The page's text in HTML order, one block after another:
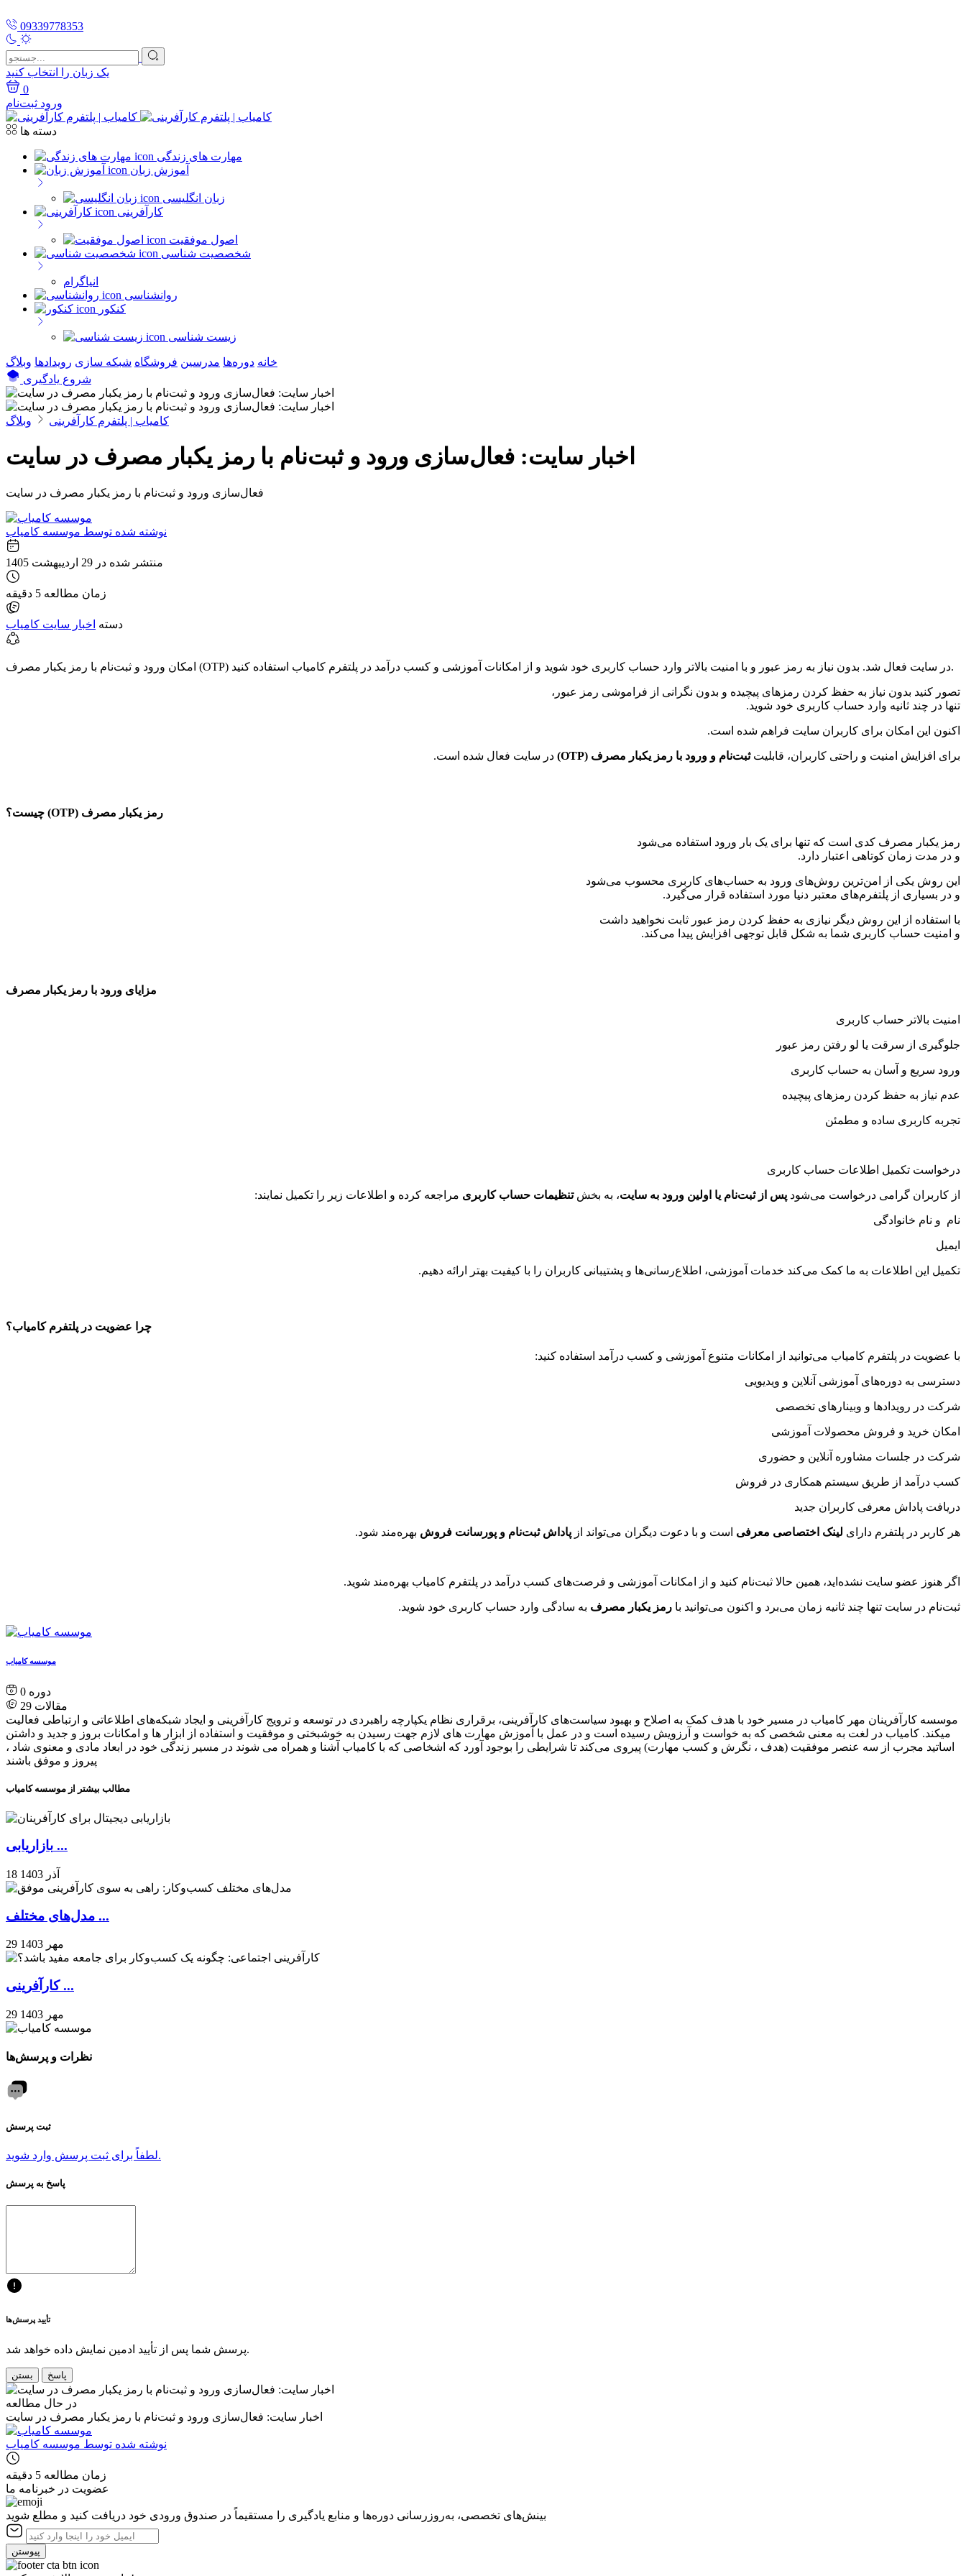
09339778353
یک زبان را انتخاب کنید
0
ورود ثبت‌نام
دسته ها
مهارت های زندگی
آموزش زبان
زبان انگلیسی
کارآفرینی
اصول موفقیت
شخصصیت شناسی
انیاگرام
روانشناسی
کنکور
زیست شناسی
خانه دوره‌ها مدرسین فروشگاه شبکه سازی رویداد‌ها وبلاگ
شروع یادگیری
کامیاب | پلتفرم کارآفرینی وبلاگ
اخبار سایت: فعال‌سازی ورود و ثبت‌نام با رمز یکبار مصرف در سایت
فعال‌سازی ورود و ثبت‌نام با رمز یکبار مصرف در سایت
نوشته شده توسط موسسه کامیاب
منتشر شده در 29 اردیبهشت 1405
زمان مطالعه 5 دقیقه
دسته اخبار سایت کامیاب
امکان ورود و ثبت‌نام با رمز یکبار مصرف (OTP) در سایت فعال شد. بدون نیاز به رمز عبور و با امنیت بالاتر وارد حساب کاربری خود شوید و از امکانات آموزشی و کسب درآمد در پلتفرم کامیاب استفاده کنید.
تصور کنید بدون نیاز به حفظ کردن رمزهای پیچیده و بدون نگرانی از فراموشی رمز عبور،
تنها در چند ثانیه وارد حساب کاربری خود شوید.
اکنون این امکان برای کاربران سایت فراهم شده است.
برای افزایش امنیت و راحتی کاربران، قابلیتثبت‌نام و ورود با رمز یکبار مصرف (OTP
) در سایت فعال شده است.
رمز یکبار مصرف (OTP) چیست؟
رمز یکبار مصرف کدی است که تنها برای یک بار ورود استفاده می‌شود
و در مدت زمان کوتاهی اعتبار دارد.
این روش یکی از امن‌ترین روش‌های ورود به حساب‌های کاربری محسوب می‌شود
و در بسیاری از پلتفرم‌های معتبر دنیا مورد استفاده قرار می‌گیرد.
با استفاده از این روش دیگر نیازی به حفظ کردن رمز عبور ثابت نخواهید داشت
و امنیت حساب کاربری شما به شکل قابل توجهی افزایش پیدا می‌کند.
مزایای ورود با رمز یکبار مصرف
امنیت بالاتر حساب کاربری
جلوگیری از سرقت یا لو رفتن رمز عبور
ورود سریع و آسان به حساب کاربری
عدم نیاز به حفظ کردن رمزهای پیچیده
تجربه کاربری ساده و مطمئن
درخواست تکمیل اطلاعات حساب کاربری
از کاربران گرامی درخواست می‌شود پس از ثبت‌نام یا اولین ورود به سایت، به بخشتنظیمات حساب کاربری مراجعه کرده و اطلاعات زیر را تکمیل نمایند:
نام و نام خانوادگی
ایمیل
تکمیل این اطلاعات به ما کمک می‌کند خدمات آموزشی، اطلاع‌رسانی‌ها و پشتیبانی کاربران را با کیفیت بهتر ارائه دهیم.
چرا عضویت در پلتفرم کامیاب؟
با عضویت در پلتفرم کامیاب می‌توانید از امکانات متنوع آموزشی و کسب درآمد استفاده کنید:
دسترسی به دوره‌های آموزشی آنلاین و ویدیویی
شرکت در رویدادها و وبینارهای تخصصی
امکان خرید و فروش محصولات آموزشی
شرکت در جلسات مشاوره آنلاین و حضوری
کسب درآمد از طریق سیستم همکاری در فروش
دریافت پاداش معرفی کاربران جدید
هر کاربر در پلتفرم دارای لینک اختصاصی معرفی است و با دعوت دیگران می‌تواند از پاداش ثبت‌نام و پورسانت فروش بهره‌مند شود.
اگر هنوز عضو سایت نشده‌اید، همین حالا ثبت‌نام کنید و از امکانات آموزشی و فرصت‌های کسب درآمد در پلتفرم کامیاب بهره‌مند شوید.
ثبت‌نام در سایت تنها چند ثانیه زمان می‌برد و اکنون می‌توانید با رمز یکبار مصرف به سادگی وارد حساب کاربری خود شوید.
موسسه کامیاب
0
29 مقالات
موسسه کارآفرینان مهر کامیاب در مسیر خود با هدف کمک به اصلاح و بهبود سیاست‌های کارآفرینی، برقراری نظام یکپارچه راهبردی در توسعه و ترویج کارآفرینی و ایجاد شبکه‌های اطلاعاتی و ارتباطی فعالیت
میکند. کامیاب در لغت به معنی شخصی که به خواست و آرزویش رسیده است و در عمل با آموزش مهارت های لازم جهت رسیدن به خوشبختی و موفقیت و استفاده از ابزار ها و امکانات بروز و جدید و داشتن
اساتید مجرب از سه عنصر موفقیت (هدف ، نگرش و کسب مهارت) پیروی می‌کند تا شرایطی را بوجود آورد که اشخاصی که با کامیاب آشنا و همراه می شوند در مسیر زندگی خود در ابعاد مادی و معنوی شاد ،
پیروز و موفق باشند
مطالب بیشتر از موسسه کامیاب
بازاریابی ...
18 آذر 1403
مدل‌های مختلف ...
29 مهر 1403
کارآفرینی ...
29 مهر 1403
نظرات و پرسش‌ها
ثبت پرسش
لطفاً برای ثبت پرسش وارد شوید.
پاسخ به پرسش
تأیید پرسش‌ها
پرسش شما پس از تأیید ادمین نمایش داده خواهد شد.
بستن پاسخ
در حال مطالعه
اخبار سایت: فعال‌سازی ورود و ثبت‌نام با رمز یکبار مصرف در سایت
نوشته شده توسط موسسه کامیاب
زمان مطالعه 5 دقیقه
عضویت در خبرنامه ما
بینش‌های تخصصی، به‌روزرسانی دوره‌ها و منابع یادگیری را مستقیماً در صندوق ورودی خود دریافت کنید و مطلع شوید
پیوستن